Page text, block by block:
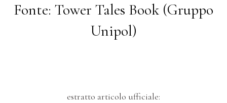
Fonte: Tower Tales Book (Gruppo
Unipol)
estratto articolo ufficiale: